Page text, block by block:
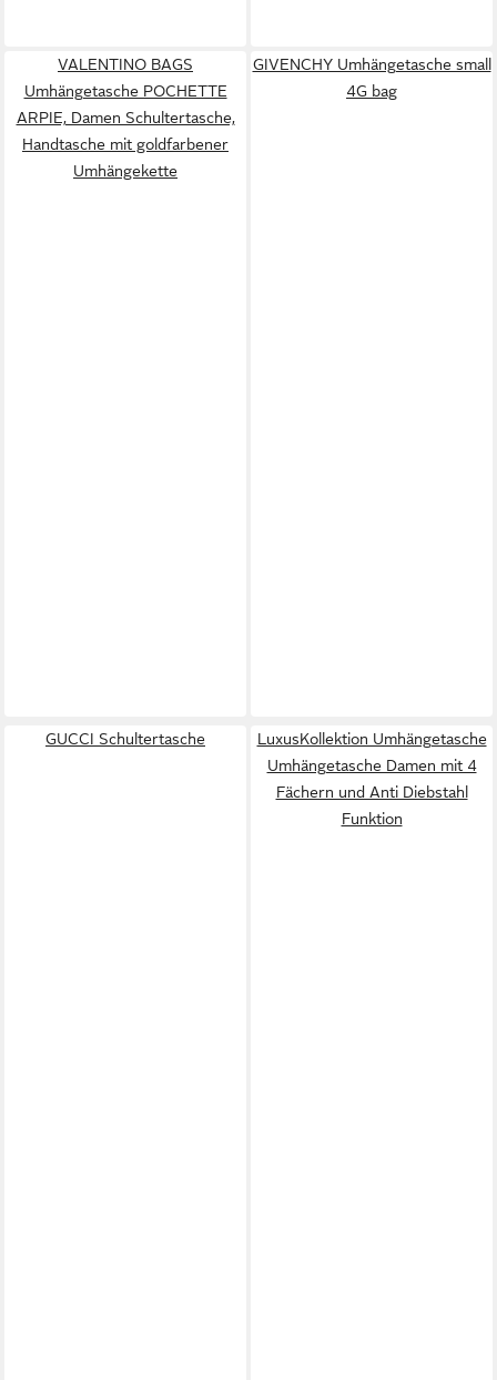
VALENTINO BAGS
Umhängetasche POCHETTE
ARPIE, Damen Schultertasche,
Handtasche mit goldfarbener
Umhängekette
GIVENCHY Umhängetasche small
4G bag
GUCCI Schultertasche
LuxusKollektion Umhängetasche
Umhängetasche Damen mit 4
Fächern und Anti Diebstahl
Funktion